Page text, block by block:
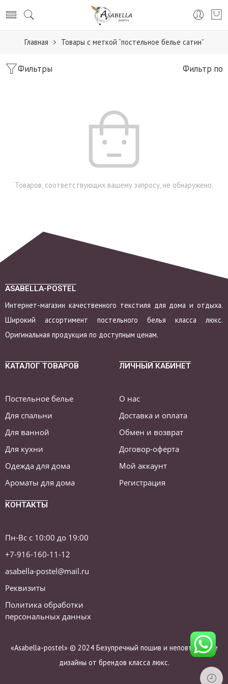
Главная Товары с меткой “постельное белье сатин”
Фильтры Фильтр по
Товаров, соответствующих вашему запросу, не обнаружено.
ASABELLA-POSTEL
Интернет-магазин качественного текстиля для дома и отдыха.
Широкий ассортимент постельного белья класса люкс.
Оригинальная продукция по доступным ценам.
КАТАЛОГ ТОВАРОВ
Постельное белье
Для спальни
Для ванной
Для кухни
Одежда для дома
Ароматы для дома
ЛИЧНЫЙ КАБИНЕТ
О нас
Доставка и оплата
Обмен и возврат
Договор-оферта
Мой аккаунт
Регистрация
КОНТАКТЫ
Пн-Вс с 10:00 до 19:00
+7-916-160-11-12
asabella-postel@mail.ru
Реквизиты
Политика обработки
персональных данных
«Asabella-postel» © 2024 Безупречный пошив и неповторимые
дизайны от брендов класса люкс.